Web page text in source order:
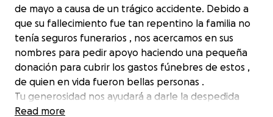
de mayo a causa de un trágico accidente. Debido a
que su fallecimiento fue tan repentino la familia no
tenía seguros funerarios , nos acercamos en sus
nombres para pedir apoyo haciendo una pequeña
donación para cubrir los gastos fúnebres de estos ,
de quien en vida fueron bellas personas .
Tu generosidad nos ayudará a darle la despedida
que ellos se merecen , gracias desde el fondo de
Read more